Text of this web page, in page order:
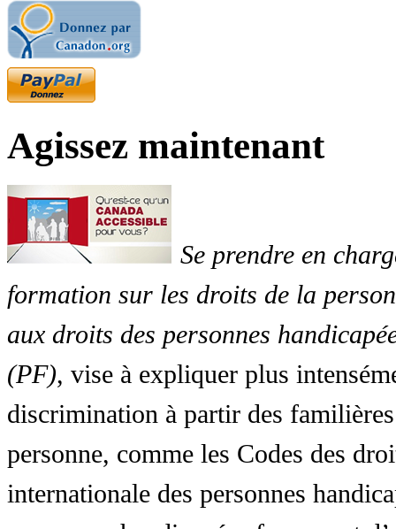
Agissez maintenant
Se prendre en
formation sur les droits de la
aux droits des personnes
(PF), vise à expliquer plus
discrimination à partir des
personne, comme les Codes des
internationale des personnes